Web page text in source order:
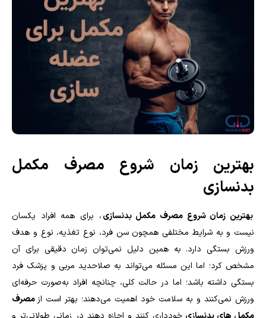
بهترین زمان شروع مصرف مکمل
بدنسازی
بهترین زمان شروع مصرف مکمل بدنسازی، برای همه افراد یکسان
نیست و به شرایط مختلفی همچون سن فرد، نوع تغذیه، نوع و هدف
ورزش بستگی دارد. به همین دلیل نمی‌توان زمان دقیقی برای آن
مشخص کرد؛ اما این مسئله می‌تواند به صلاحدید مربی و پزشک فرد
بستگی داشته باشد؛ اما در حالت کلی، چنانچه افراد به‌صورت حرفه‌ای
ورزش نمی‌کنند و به سلامت خود اهمیت می‌دهند؛ بهتر است ازمصرف